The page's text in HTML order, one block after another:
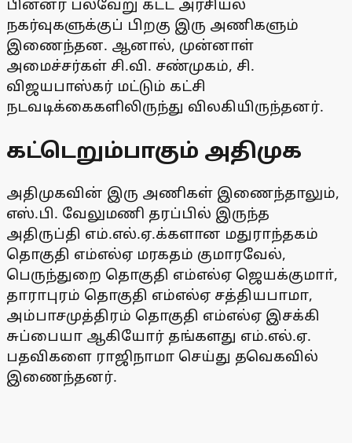
பின்னர் பல்வேறு கட்ட அரசியல்
நகர்வுகளுக்குப் பிறகு இரு அணிகளும்
இணைந்தன. ஆனால், முன்னாள்
அமைச்சர்கள் சி.வி. சண்முகம், சி.
விஜயபாஸ்கர் மட்டும் கட்சி
நடவடிக்கைகளிலிருந்து விலகியிருந்தனர்.
கட்டெறும்பாகும் அதிமுக
அதிமுகவின் இரு அணிகள் இணைந்தாலும்,
எஸ்.பி. வேலுமணி தரப்பில் இருந்த
அதிருப்தி எம்.எல்.ஏ.க்களான மதுராந்தகம்
தொகுதி எம்எல்ஏ மரகதம் குமாரவேல்,
பெருந்துறை தொகுதி எம்எல்ஏ ஜெயக்குமாா்,
தாராபுரம் தொகுதி எம்எல்ஏ சத்தியபாமா,
அம்பாசமுத்திரம் தொகுதி எம்எல்ஏ இசக்கி
சுப்பையா ஆகியோர் தங்களது எம்.எல்.ஏ.
பதவிகளை ராஜிநாமா செய்து தவெகவில்
இணைந்தனர்.